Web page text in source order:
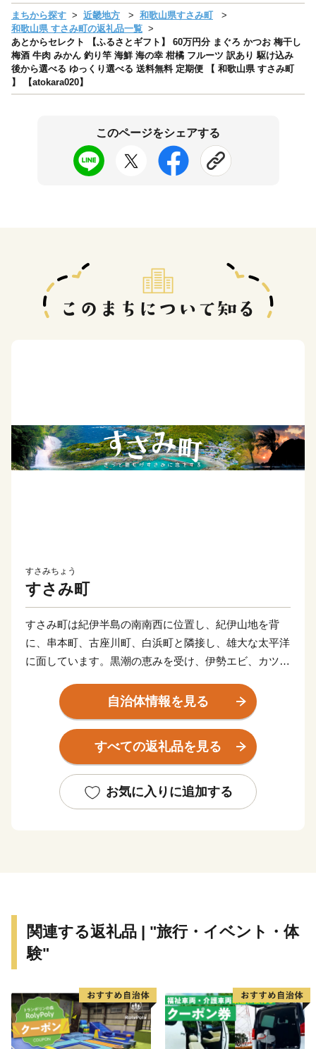
まちから探す 近畿地方
和歌山県すさみ町
和歌山県 すさみ町の返礼品一覧
あとからセレクト 【ふるさとギフト】 60万円分 まぐろ かつお 梅干し
梅酒 牛肉 みかん 釣り竿 海鮮 海の幸 柑橘 フルーツ 訳あり 駆け込み
後から選べる ゆっくり選べる 送料無料 定期便 【 和歌山県 すさみ町
】 【atokara020】
このページをシェアする
すさみちょう
すさみ町
すさみ町は紀伊半島の南南西に位置し、紀伊山地を背
に、串本町、古座川町、白浜町と隣接し、雄大な太平洋
に面しています。黒潮の恵みを受け、伊勢エビ、カツ
治以来「ケンケン船」の全国屈指の基地として知られて
います。
海岸線一帯は磯釣り・船釣り場として有名で、スキュー
バダイビングやスポーツフィッシングなどの適地として
イクリング大会「ライドオンスサミ」が開催されていま
自治体情報を見る
すべての返礼品を見る
お気に入りに追加する
関連する返礼品 | "旅行・イベント・体
験"